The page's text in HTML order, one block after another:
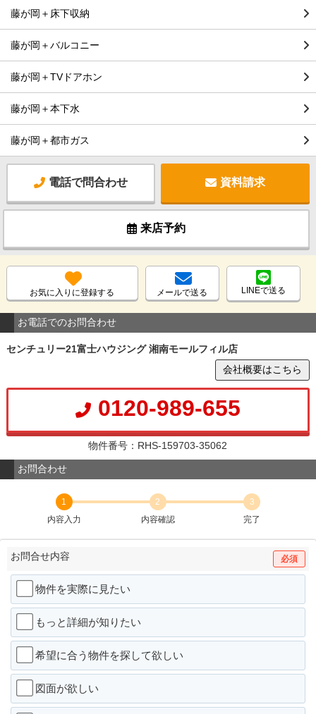
藤が岡＋床下収納
藤が岡＋バルコニー
藤が岡＋TVドアホン
藤が岡＋本下水
藤が岡＋都市ガス
電話で問合わせ 資料請求
来店予約
お気に入りに登録する メールで送る LINEで送る
お電話でのお問合わせ
センチュリー21富士ハウジング 湘南モールフィル店
会社概要はこちら
0120-989-655
物件番号：RHS-159703-35062
お問合わせ
1
内容入力
2
内容確認
3
完了
お問合せ内容 必須
物件を実際に見たい
もっと詳細が知りたい
希望に合う物件を探して欲しい
図面が欲しい